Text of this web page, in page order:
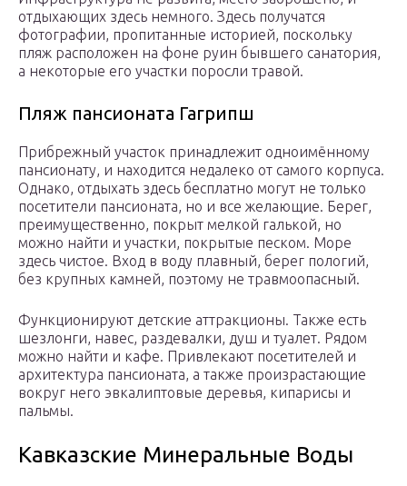
отдыхающих здесь немного. Здесь получатся
фотографии, пропитанные историей, поскольку
пляж расположен на фоне руин бывшего санатория,
а некоторые его участки поросли травой.
Пляж пансионата Гагрипш
Прибрежный участок принадлежит одноимённому
пансионату, и находится недалеко от самого корпуса.
Однако, отдыхать здесь бесплатно могут не только
посетители пансионата, но и все желающие. Берег,
преимущественно, покрыт мелкой галькой, но
можно найти и участки, покрытые песком. Море
здесь чистое. Вход в воду плавный, берег пологий,
без крупных камней, поэтому не травмоопасный.
Функционируют детские аттракционы. Также есть
шезлонги, навес, раздевалки, душ и туалет. Рядом
можно найти и кафе. Привлекают посетителей и
архитектура пансионата, а также произрастающие
вокруг него эвкалиптовые деревья, кипарисы и
пальмы.
Кавказские Минеральные Воды